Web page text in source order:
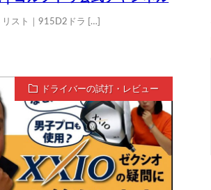
スト｜915D2ドラ […]
ドライバーの試打・レビュー